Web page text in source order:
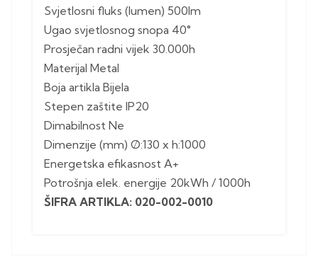
Svjetlosni fluks (lumen) 500lm
Ugao svjetlosnog snopa 40°
Prosječan radni vijek 30.000h
Materijal Metal
Boja artikla Bijela
Stepen zaštite IP20
Dimabilnost Ne
Dimenzije (mm) Ø:130 x h:1000
Energetska efikasnost A+
Potrošnja elek. energije 20kWh / 1000h
ŠIFRA ARTIKLA: 020-002-0010